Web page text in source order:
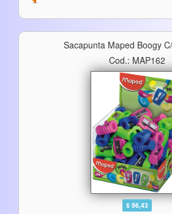
Sacapunta Maped Boogy
Cod.: MAP162
$ 96,43